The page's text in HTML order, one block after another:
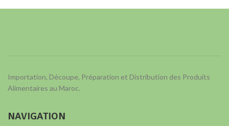
Importation, Découpe, Préparation et Distribution des Produits
Alimentaires au Maroc.
NAVIGATION